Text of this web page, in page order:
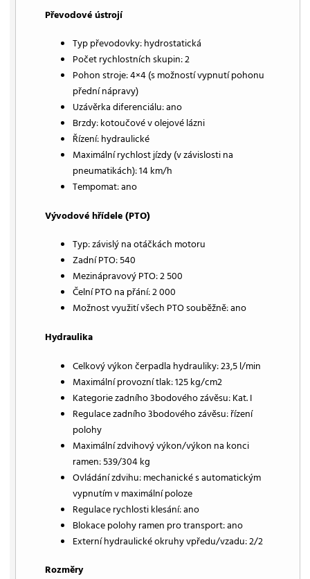
Převodové ústrojí
Typ převodovky: hydrostatická
Počet rychlostních skupin: 2
Pohon stroje: 4×4 (s možností vypnutí pohonu
přední nápravy)
Uzávěrka diferenciálu: ano
Brzdy: kotoučové v olejové lázni
Řízení: hydraulické
Maximální rychlost jízdy (v závislosti na
pneumatikách): 14 km/h
Tempomat: ano
Vývodové hřídele (PTO)
Typ: závislý na otáčkách motoru
Zadní PTO: 540
Mezinápravový PTO: 2 500
Čelní PTO na přání: 2 000
Možnost využití všech PTO souběžně: ano
Hydraulika
Celkový výkon čerpadla hydrauliky: 23,5 l/min
Maximální provozní tlak: 125 kg/cm2
Kategorie zadního 3bodového závěsu: Kat. I
Regulace zadního 3bodového závěsu: řízení
polohy
Maximální zdvihový výkon/výkon na konci
ramen: 539/304 kg
Ovládání zdvihu: mechanické s automatickým
vypnutím v maximální poloze
Regulace rychlosti klesání: ano
Blokace polohy ramen pro transport: ano
Externí hydraulické okruhy vpředu/vzadu: 2/2
Rozměry